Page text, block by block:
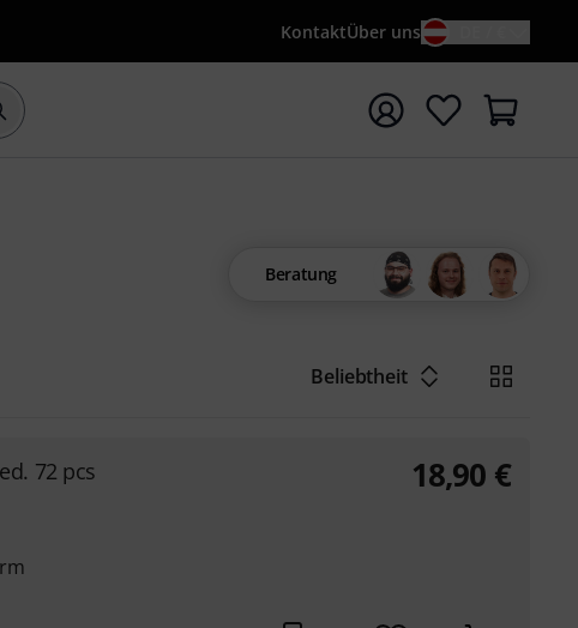
KontaktÜber uns
mit Suchwort {searchTerm} starten
Beratung
Beliebtheit
72 pcs 18,90 €